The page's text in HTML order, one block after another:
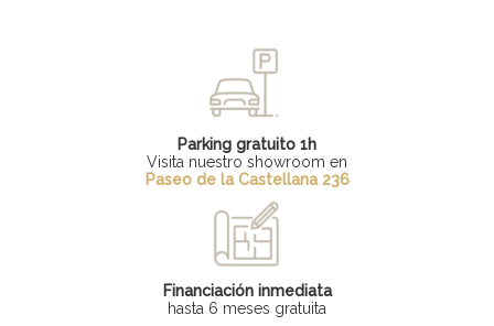
Parking gratuito 1h
Visita nuestro showroom en
Paseo de la Castellana 236
Financiación inmediata
hasta 6 meses gratuita